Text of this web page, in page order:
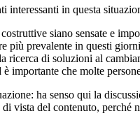
interessanti in questa
siano sensate e
più prevalente in questi
ricerca di soluzioni al
importante che molte
ha senso qui la
vista del contenuto, perché